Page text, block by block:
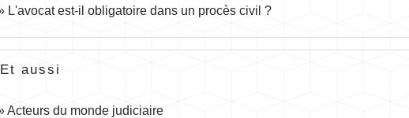
L'avocat est-il obligatoire dans un procès civil ?
Et aussi
Acteurs du monde judiciaire